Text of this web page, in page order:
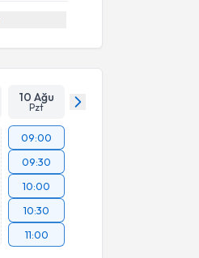
10 Ağu
Pzt
09:00
09:30
10:00
10:30
11:00